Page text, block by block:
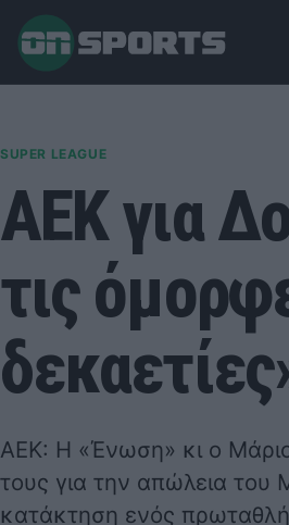
SUPER LEAGUE
ΑΕΚ για
τις
ΑΕΚ: Η «Ένωση» κι ο
τους για την απώλεια του
κατάκτηση ενός